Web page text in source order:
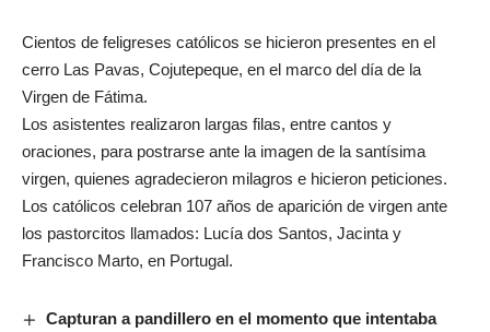
Cientos de feligreses católicos se hicieron presentes en el
cerro Las Pavas, Cojutepeque, en el marco del día de la
Virgen de Fátima.
Los asistentes realizaron largas filas, entre cantos y
oraciones, para postrarse ante la imagen de la santísima
virgen, quienes agradecieron milagros e hicieron peticiones.
Los católicos celebran 107 años de aparición de virgen ante
los pastorcitos llamados: Lucía dos Santos, Jacinta y
Francisco Marto, en Portugal.
Capturan a pandillero en el momento que intentaba